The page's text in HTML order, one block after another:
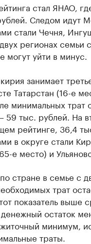
стал ЯНАО,
Следом идут
стали Чечня,
регионах семьи
могут уйти в минус.
занимает
Татарстан (16-е
минимальных трат
59 тыс. рублей. На
рейтинге, 36,4
в округе стали
е место) и
стране в семье с
трат
показатель выше
остаток
минимум,
траты.